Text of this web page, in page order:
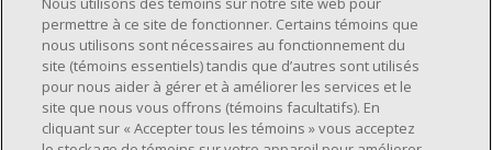
supervision.
Avoir une grande disponibilité (quarts de
travail le jour, le soir, la fin de semaine).
Être capable d'organiser efficacement son
temps et de gérer ses priorités.
permettre à ce site de fonctionner. Certains témoins que
nous utilisons sont nécessaires au fonctionnement du
site (témoins essentiels) tandis que d’autres sont utilisés
pour nous aider à gérer et à améliorer les services et le
site que nous vous offrons (témoins facultatifs). En
cliquant sur « Accepter tous les témoins » vous acceptez